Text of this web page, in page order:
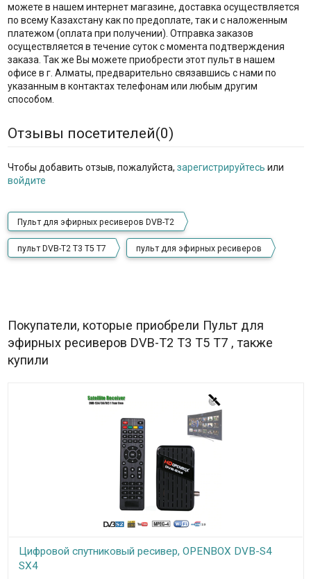
можете в нашем интернет магазине, доставка осуществляется
по всему Казахстану как по предоплате, так и с наложенным
платежом (оплата при получении). Отправка заказов
осуществляется в течение суток с момента подтверждения
заказа. Так же Вы можете приобрести этот пульт в нашем
офисе в г. Алматы, предварительно связавшись с нами по
указанным в контактах телефонам или любым другим
способом.
Отзывы посетителей(0)
Чтобы добавить отзыв, пожалуйста, зарегистрируйтесь или
войдите
Пульт для эфирных ресиверов DVB-T2
пульт DVB-T2 T3 T5 T7 пульт для эфирных ресиверов
Покупатели, которые приобрели Пульт для
эфирных ресиверов DVB-T2 T3 T5 T7 , также
купили
Цифровой спутниковый ресивер, OPENBOX DVB-S4
SX4